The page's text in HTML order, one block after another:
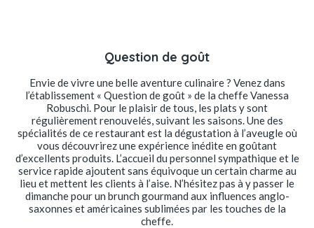
Question de goût
Envie de vivre une belle aventure culinaire ? Venez dans
l’établissement « Question de goût » de la cheffe Vanessa
Robuschi. Pour le plaisir de tous, les plats y sont
régulièrement renouvelés, suivant les saisons. Une des
spécialités de ce restaurant est la dégustation à l’aveugle où
vous découvrirez une expérience inédite en goûtant
d’excellents produits. L’accueil du personnel sympathique et le
service rapide ajoutent sans équivoque un certain charme au
lieu et mettent les clients à l’aise. N’hésitez pas à y passer le
dimanche pour un brunch gourmand aux influences anglo-
saxonnes et américaines sublimées par les touches de la
cheffe.